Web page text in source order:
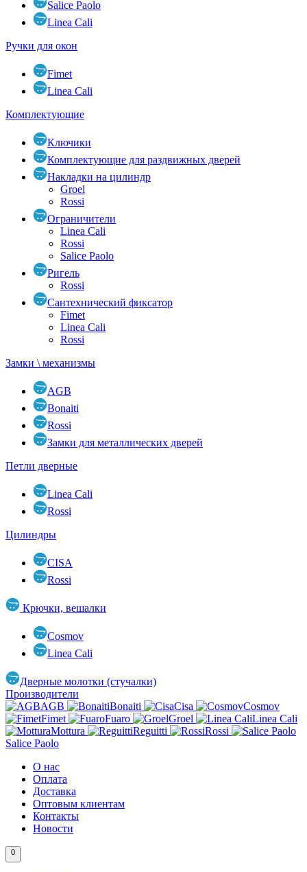
Salice Paolo
Linea Cali
Ручки для окон
Fimet
Linea Cali
Комплектующие
Ключики
Комплектующие для раздвижных дверей
Накладки на цилиндр
Groel
Rossi
Ограничители
Linea Cali
Rossi
Salice Paolo
Ригель
Rossi
Сантехнический фиксатор
Fimet
Linea Cali
Rossi
Замки \ механизмы
AGB
Bonaiti
Rossi
Замки для металлических дверей
Петли дверные
Linea Cali
Rossi
Цилиндры
CISA
Rossi
Крючки, вешалки
Cosmov
Linea Cali
Дверные молотки (стучалки)
Производители
AGB
Bonaiti Cisa
Cosmov
Fimet
Fuaro Groel
Linea Cali
Mottura
Reguitti
Rossi
Salice Paolo
О нас
Оплата
Доставка
Оптовым клиентам
Контакты
Новости
0